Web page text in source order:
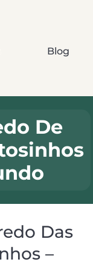
Blog
De
Das
–